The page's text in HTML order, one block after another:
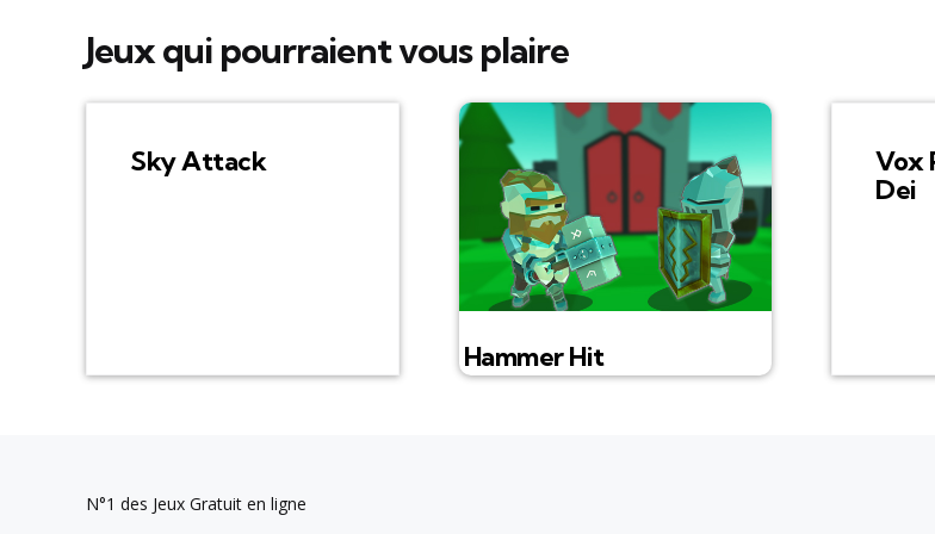
Jeux qui pourraient vous plaire
Sky Attack
Hammer Hit
Vox
Dei
N°1 des Jeux Gratuit en ligne